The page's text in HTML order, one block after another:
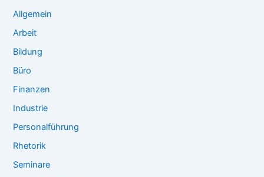
Allgemein
Arbeit
Bildung
Büro
Finanzen
Industrie
Personalführung
Rhetorik
Seminare